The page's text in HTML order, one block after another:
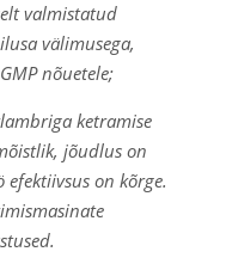
valmistatud
välimusega,
nõuetele;
ketramise
jõudlus on
on kõrge.